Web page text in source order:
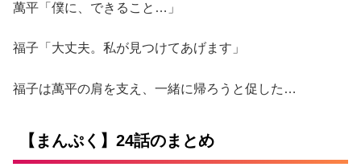
萬平「僕に、できること…」
福子「大丈夫。私が見つけてあげます」
福子は萬平の肩を支え、一緒に帰ろうと促した…
【まんぷく】24話のまとめ